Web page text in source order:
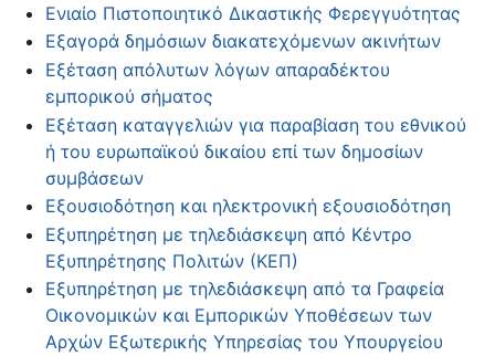
Ενιαίο Πιστοποιητικό Δικαστικής Φερεγγυότητας
Εξαγορά δημόσιων διακατεχόμενων ακινήτων
Εξέταση απόλυτων λόγων απαραδέκτου
εμπορικού σήματος
Εξέταση καταγγελιών για παραβίαση του εθνικού
ή του ευρωπαϊκού δικαίου επί των δημοσίων
συμβάσεων
Εξουσιοδότηση και ηλεκτρονική εξουσιοδότηση
Εξυπηρέτηση με τηλεδιάσκεψη από Κέντρο
Εξυπηρέτησης Πολιτών (ΚΕΠ)
Εξυπηρέτηση με τηλεδιάσκεψη από τα Γραφεία
Οικονομικών και Εμπορικών Υποθέσεων των
Αρχών Εξωτερικής Υπηρεσίας του Υπουργείου